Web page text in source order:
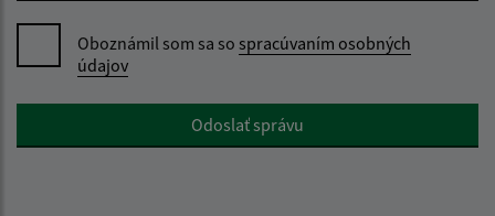
Oboznámil som sa so spracúvaním osobných
údajov
Google reCaptcha ResponseOdoslať správu